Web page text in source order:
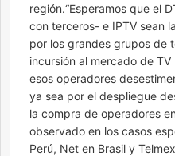
región.“Esperamos que el
con terceros- e IPTV sean
por los grandes grupos de
incursión al mercado de
esos operadores
ya sea por el despliegue
la compra de operadores
observado en los casos
Perú, Net en Brasil y